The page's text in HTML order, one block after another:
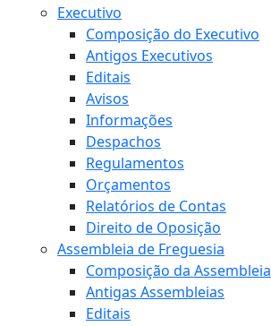
Executivo
Composição do Executivo
Antigos Executivos
Editais
Avisos
Informações
Despachos
Regulamentos
Orçamentos
Relatórios de Contas
Direito de Oposição
Assembleia de Freguesia
Composição da Assembleia
Antigas Assembleias
Editais